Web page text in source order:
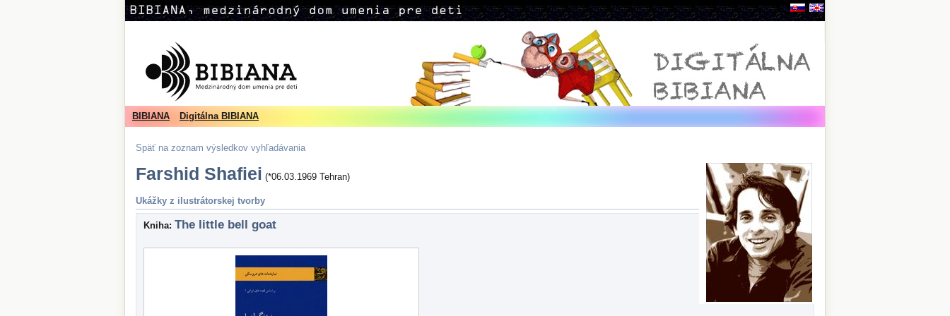
BIBIANA Digitálna BIBIANA
Späť na zoznam výsledkov vyhľadávania
Farshid Shafiei (*06.03.1969 Tehran)
Ukážky z ilustrátorskej tvorby
Kniha: The little bell goat